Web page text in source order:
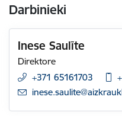
Darbinieki
Inese Saulīte
Direktore
+371 65161703
E-pasts: